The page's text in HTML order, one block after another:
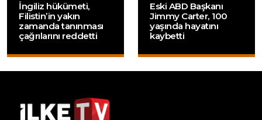
İngiliz hükümeti,
Filistin’in yakın
zamanda tanınması
çağrılarını reddetti
Eski ABD Başkanı
Jimmy Carter, 100
yaşında hayatını
kaybetti